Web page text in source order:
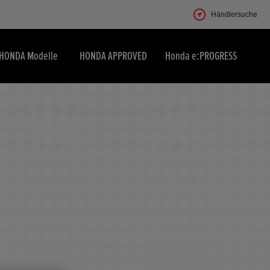
Händlersuche
HONDA Modelle HONDA APPROVED Honda e:PROGRESS